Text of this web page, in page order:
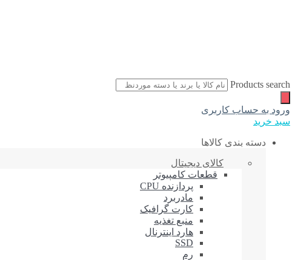
Products search
ورود به حساب کاربری
سبد خرید
دسته بندی کالاها
کالای دیجیتال
قطعات کامپیوتر
پردازنده CPU
مادربرد
کارت گرافیک
منبع تغذیه
هارد اینترنال
SSD
رم